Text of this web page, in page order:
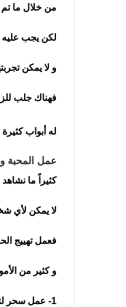
من خلال ما تم
لكن يجب عليه
و لا يمكن
فهناك جلب
له أبواب كثيرة
عمل المحبة
كثيراً ما
لا يمكن لأي
فعمل تهييج
و كثير من
1- عمل سحر لتهييج الحبيب وجعله خاضع ومطيع و لا يرفض طلب